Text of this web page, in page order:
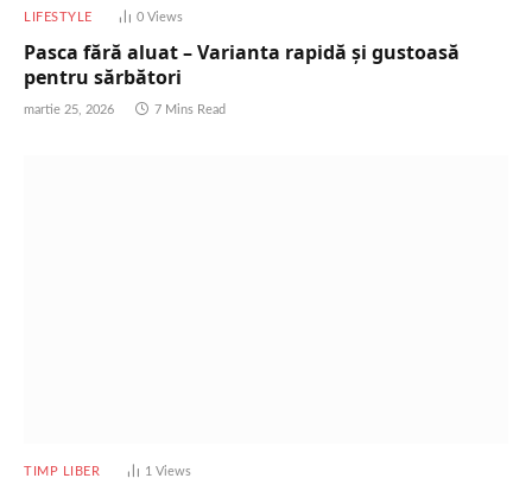
LIFESTYLE 0 Views
Pasca fără aluat – Varianta rapidă și gustoasă
pentru sărbători
martie 25, 2026 7 Mins Read
TIMP LIBER 1 Views